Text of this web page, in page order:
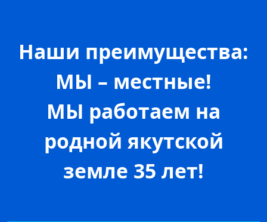
Наши преимущества:
МЫ – местные!
МЫ работаем на
родной якутской
земле 35 лет!